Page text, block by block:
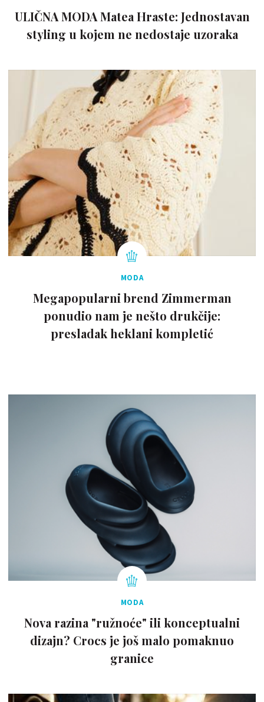
ULIČNA MODA Matea Hraste: Jednostavan
styling u kojem ne nedostaje uzoraka
MODA
Megapopularni brend Zimmerman
ponudio nam je nešto drukčije:
presladak heklani kompletić
MODA
Nova razina "ružnoće" ili konceptualni
dizajn? Crocs je još malo pomaknuo
granice